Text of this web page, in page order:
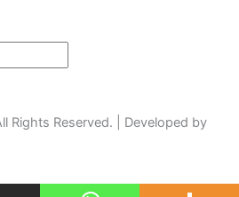
Rights Reserved. | Developed by